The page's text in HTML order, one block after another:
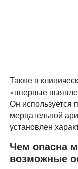
Также в
«впервые
Он используется
мерцательной
установлен
Чем опасна
возможные